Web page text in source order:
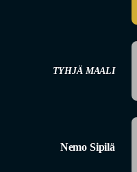
TYHJÄ MAALI
Nemo Sipilä